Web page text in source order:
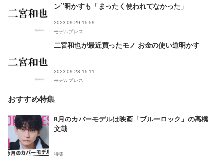
ン”明かすも「まったく使われてなかった」
2023.09.29 15:59
モデルプレス
二宮和也が最近買ったモノ お金の使い道明かす
2023.09.28 15:11
モデルプレス
おすすめ特集
8月のカバーモデルは映画「ブルーロック」の高橋
文哉
特集